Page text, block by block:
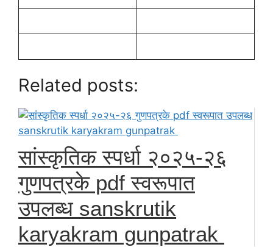
Related posts:
सांस्कृतिक स्पर्धा २०२५-२६
गुणपत्रके pdf स्वरूपात
उपलब्ध sanskrutik
karyakram gunpatrak